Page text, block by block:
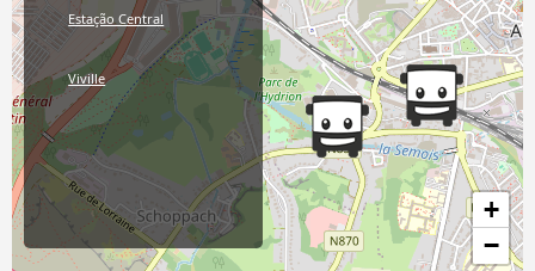
+
−
Estação Central
Viville